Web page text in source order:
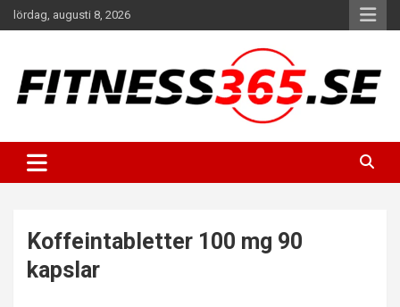
Hoppa
till
lördag, augusti 8, 2026
FITNESS365
Koffeintabletter 100 mg 90
kapslar